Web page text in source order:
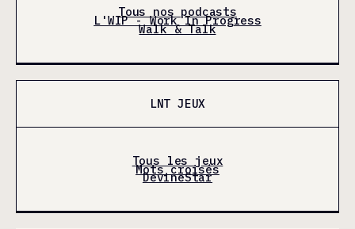
Tous nos podcasts
L'WIP - Work In Progress
Walk & Talk
LNT JEUX
Tous les jeux
Mots croisés
DevineStar